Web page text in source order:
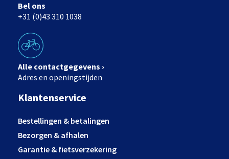
Bel ons
+31 (0)43 310 1038
Alle contactgegevens ›
Adres en openingstijden
Klantenservice
Bestellingen & betalingen
Bezorgen & afhalen
Garantie & fietsverzekering